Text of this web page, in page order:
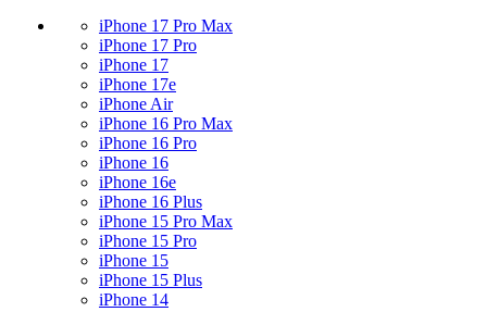
iPhone 17 Pro Max
iPhone 17 Pro
iPhone 17
iPhone 17e
iPhone Air
iPhone 16 Pro Max
iPhone 16 Pro
iPhone 16
iPhone 16e
iPhone 16 Plus
iPhone 15 Pro Max
iPhone 15 Pro
iPhone 15
iPhone 15 Plus
iPhone 14